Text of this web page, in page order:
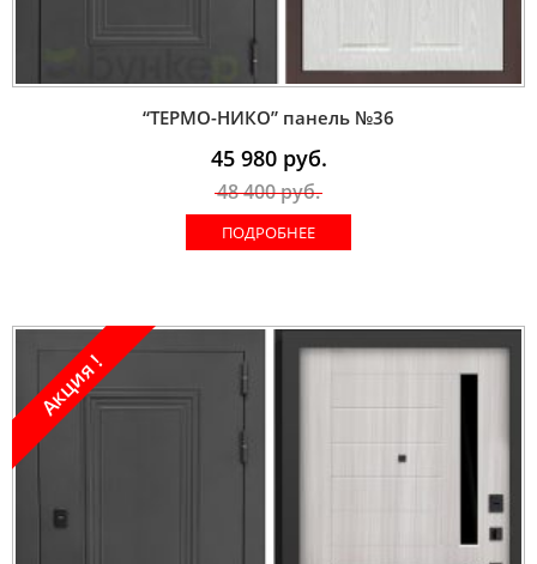
“ТЕРМО-НИКО” панель №36
45 980руб.
48 400руб.
ПОДРОБНЕЕ
Акция !